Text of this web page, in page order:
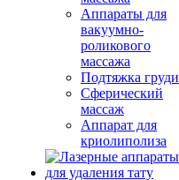
Аппараты для
вакуумно-
роликового
массажа
Подтяжка груди
Сферический
массаж
Аппарат для
криолиполиза